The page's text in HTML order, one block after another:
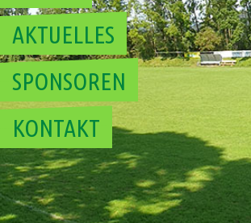
AKTUELLES
SPONSOREN
KONTAKT